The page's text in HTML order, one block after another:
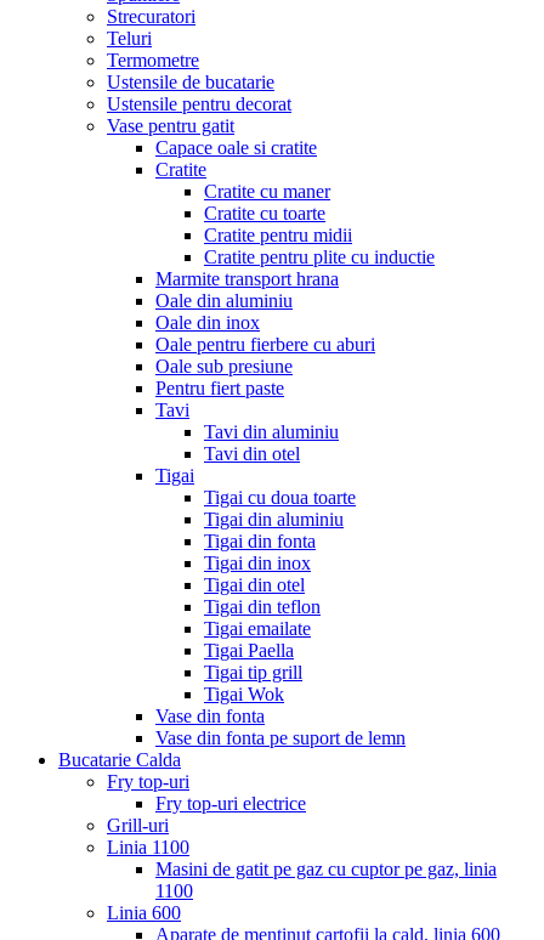
Strecuratori
Teluri
Termometre
Ustensile de bucatarie
Ustensile pentru decorat
Vase pentru gatit
Capace oale si cratite
Cratite
Cratite cu maner
Cratite cu toarte
Cratite pentru midii
Cratite pentru plite cu inductie
Marmite transport hrana
Oale din aluminiu
Oale din inox
Oale pentru fierbere cu aburi
Oale sub presiune
Pentru fiert paste
Tavi
Tavi din aluminiu
Tavi din otel
Tigai
Tigai cu doua toarte
Tigai din aluminiu
Tigai din fonta
Tigai din inox
Tigai din otel
Tigai din teflon
Tigai emailate
Tigai Paella
Tigai tip grill
Tigai Wok
Vase din fonta
Vase din fonta pe suport de lemn
Bucatarie Calda
Fry top-uri
Fry top-uri electrice
Grill-uri
Linia 1100
Masini de gatit pe gaz cu cuptor pe gaz, linia
1100
Linia 600
Aparate de mentinut cartofii la cald, linia 600